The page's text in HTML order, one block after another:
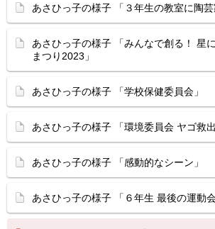
あさひっ子の様子 「３年生の教室に陶芸
あさひっ子の様子 「みんなで創る！ 星
まつり2023」
あさひっ子の様子 「学校保健委員会」
あさひっ子の様子 「環境委員会 ヤゴ救出
あさひっ子の様子 「感動的なシーン」
あさひっ子の様子 「６年生 最後の運動会